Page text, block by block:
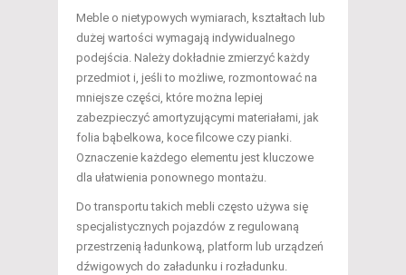
Meble o nietypowych wymiarach, kształtach lub
dużej wartości wymagają indywidualnego
podejścia. Należy dokładnie zmierzyć każdy
przedmiot i, jeśli to możliwe, rozmontować na
mniejsze części, które można lepiej
zabezpieczyć amortyzującymi materiałami, jak
folia bąbelkowa, koce filcowe czy pianki.
Oznaczenie każdego elementu jest kluczowe
dla ułatwienia ponownego montażu.
Do transportu takich mebli często używa się
specjalistycznych pojazdów z regulowaną
przestrzenią ładunkową, platform lub urządzeń
dźwigowych do załadunku i rozładunku.